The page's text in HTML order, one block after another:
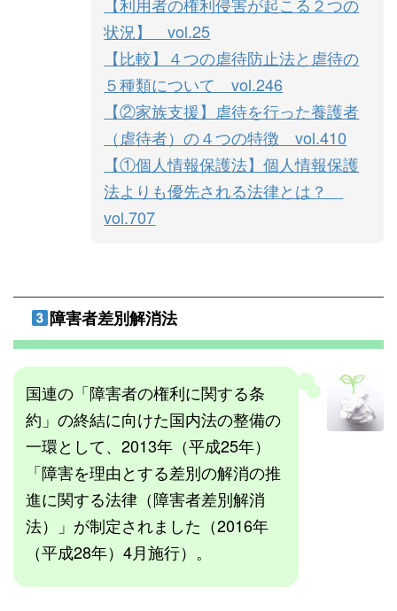
【利用者の権利侵害が起こる２つの
状況】 vol.25
【比較】４つの虐待防止法と虐待の
５種類について vol.246
【②家族支援】虐待を行った養護者
（虐待者）の４つの特徴 vol.410
【①個人情報保護法】個人情報保護
法よりも優先される法律とは？
vol.707
障害者差別解消法
国連の「障害者の権利に関する条
約」の終結に向けた国内法の整備の
一環として、2013年（平成25年）
「障害を理由とする差別の解消の推
進に関する法律（障害者差別解消
法）」が制定されました（2016年
（平成28年）4月施行）。